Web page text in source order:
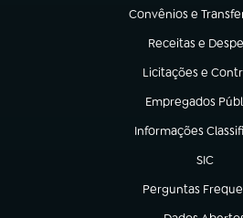
Convênios e
(abre em nova aba)
Receitas e
(abre em nova
Licitações e
(abre em nova
Empregados
(abre em nova
Informações
(abre em nova aba)
SIC
(abre
Perguntas
(abre em nova